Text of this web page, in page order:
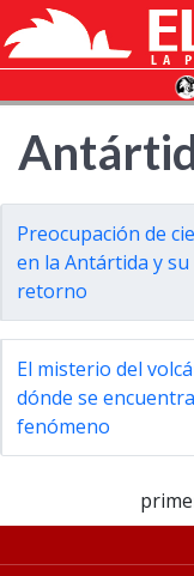
Preocupación de
en la Antártida y
retorno
El misterio del
dónde se
fenómeno